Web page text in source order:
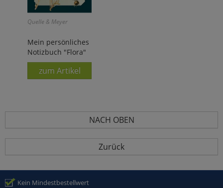
Quelle & Meyer
Mein persönliches
Notizbuch "Flora"
zum Artikel
NACH OBEN
Zurück
Kein Mindestbestellwert